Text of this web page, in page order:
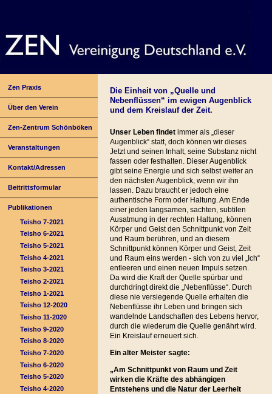
Zen Praxis
Über den Verein
Zen-Zentrum Schönböken
Veranstaltungen
Kontakt/Adressen
Beitrittsformular
Publikationen
Teisho 7-2021
Teisho 6-2021
Teisho 5-2021
Teisho 4-2021
Teisho 3-2021
Teisho 2-2021
Teisho 1-2021
Teisho 12-2020
Teisho 11-2020
Teisho 9-2020
Teisho 8-2020
Teisho 7-2020
Teisho 6-2020
Teisho 5-2020
Teisho 4-2020
Die Einheit von „Quelle und
Nebenflüssen“ im ewigen Augenblick
und dem Kreislauf der Zeit.
Unser Leben findetimmer als „dieser
Augenblick“ statt, doch können wir dieses
Jetzt und seinen Inhalt, seine Substanz nicht
fassen oder festhalten. Dieser Augenblick
gibt seine Energie und sich selbst weiter an
den nächsten Augenblick, wenn wir ihn
lassen. Dazu braucht er jedoch eine
authentische Form oder Haltung. Am Ende
einer jeden langsamen, sachten, subtilen
Ausatmung in der rechten Haltung, können
Körper und Geist den Schnittpunkt von Zeit
und Raum berühren, und an diesem
Schnittpunkt können Körper und Geist, Zeit
und Raum eins werden - sich von zu viel „Ich“
entleeren und einen neuen Impuls setzen.
Da wird die Kraft der Quelle spürbar und
durchdringt direkt die „Nebenflüsse“. Durch
diese nie versiegende Quelle erhalten die
Nebenflüsse ihr Leben und bringen sich
wandelnde Landschaften des Lebens hervor,
durch die wiederum die Quelle genährt wird.
Ein Kreislauf erneuert sich.
Ein alter Meister sagte:
„Am Schnittpunkt von Raum und Zeit
wirken die Kräfte des abhängigen
Entstehens und die Natur der Leerheit